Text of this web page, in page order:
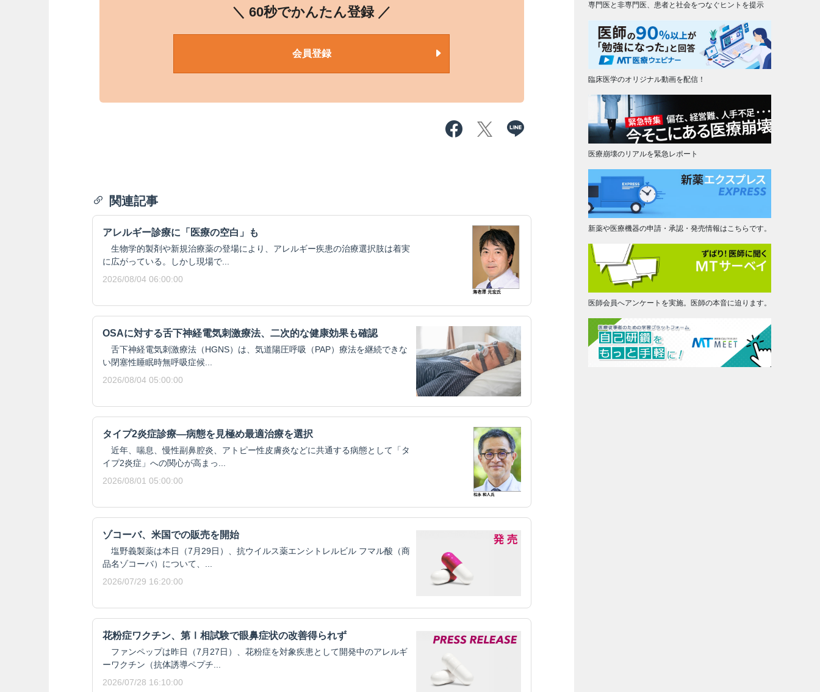
＼ 60秒でかんたん登録 ／
会員登録
関連記事
アレルギー診療に「医療の空白」も
生物学的製剤や新規治療薬の登場により、アレルギー疾患の治療選択肢は着実
に広がっている。しかし現場で...
2026/08/04 06:00:00
OSAに対する舌下神経電気刺激療法、二次的な健康効果も確認
舌下神経電気刺激療法（HGNS）は、気道陽圧呼吸（PAP）療法を継続できな
い閉塞性睡眠時無呼吸症候...
2026/08/04 05:00:00
タイプ2炎症診療―病態を見極め最適治療を選択
近年、喘息、慢性副鼻腔炎、アトピー性皮膚炎などに共通する病態として「タ
イプ2炎症」への関心が高まっ...
2026/08/01 05:00:00
ゾコーバ、米国での販売を開始
塩野義製薬は本日（7月29日）、抗ウイルス薬エンシトレルビル フマル酸（商
品名ゾコーバ）について、...
2026/07/29 16:20:00
花粉症ワクチン、第Ⅰ相試験で眼鼻症状の改善得られず
ファンペップは昨日（7月27日）、花粉症を対象疾患として開発中のアレルギ
ーワクチン（抗体誘導ペプチ...
2026/07/28 16:10:00
専門医と非専門医、患者と社会をつなぐヒントを提示
臨床医学のオリジナル動画を配信！
医療崩壊のリアルを緊急レポート
新薬や医療機器の申請・承認・発売情報はこちらです。
医師会員へアンケートを実施。医師の本音に迫ります。